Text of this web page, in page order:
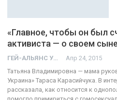
«Главное, чтобы он был
активиста — о своем
ГЕЙ-АЛЬЯНС УКРАИНА Апр 24, 2015
Татьяна Владимировна — мама
Украина» Тараса Карасийчука. В
рассказала, как относится к